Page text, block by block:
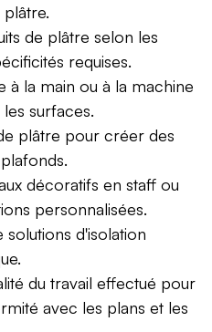
de plâtre selon les
requises.
à la main ou à la machine
surfaces.
plâtre pour créer des
décoratifs en staff ou
personnalisées.
d'isolation
du travail effectué pour
avec les plans et les